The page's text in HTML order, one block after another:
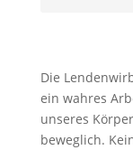
Die
ein wahres
unseres
beweglich.